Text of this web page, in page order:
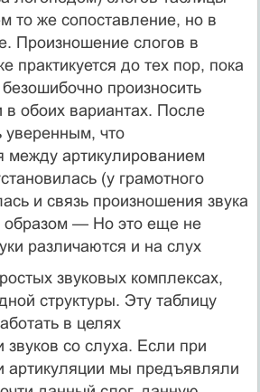
то же сопоставление, но в
Произношение сло­гов в
практикуется до тех пор, пока
произносить
в обоих вариантах. После
уверенным, что
артикулированием
(у грамотного
и связь произношения звука
образом — Но это еще не
различаются и на слух
звуковых комплексах,
структуры. Эту таблицу
в целях
со слуха. Если при
мы предъявляли